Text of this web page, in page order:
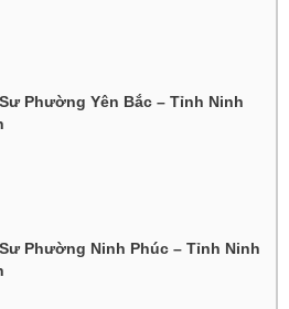
Phường Yên Bắc – Tỉnh Ninh
Phường Ninh Phúc – Tỉnh Ninh